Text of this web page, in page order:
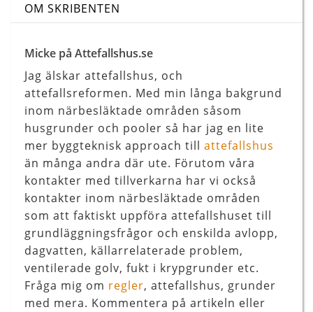
OM SKRIBENTEN
Micke på Attefallshus.se
Jag älskar attefallshus, och
attefallsreformen. Med min långa bakgrund
inom närbesläktade områden såsom
husgrunder och pooler så har jag en lite
mer byggteknisk approach till attefallshus
än många andra där ute. Förutom våra
kontakter med tillverkarna har vi också
kontakter inom närbesläktade områden
som att faktiskt uppföra attefallshuset till
grundläggningsfrågor och enskilda avlopp,
dagvatten, källarrelaterade problem,
ventilerade golv, fukt i krypgrunder etc.
Fråga mig om regler, attefallshus, grunder
med mera. Kommentera på artikeln eller